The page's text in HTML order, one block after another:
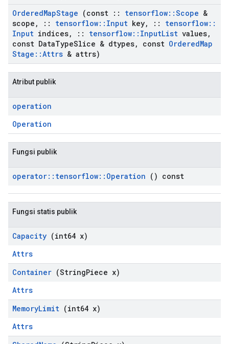
OrderedMapStage (const :: tensorflow::Scope &
scope , :: tensorflow:: Input key, :: tensorflow::
Input indices, :: tensorflow:: InputList values,
const DataTypeSlice & dtypes, const OrderedMap
Stage ::Attrs & attrs)
Atribut publik
operation
Operation
Fungsi publik
operator:: tensorflow:: Operation () const
Fungsi statis publik
Capacity (int64 x)
Attrs
Container (StringPiece x)
Attrs
MemoryLimit (int64 x)
Attrs